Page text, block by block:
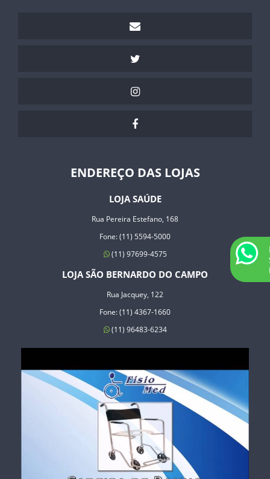
ENDEREÇO DAS LOJAS
LOJA SAÚDE
Rua Pereira Estefano, 168
Fone: (11) 5594-5000
(11) 97699-4575
LOJA SÃO BERNARDO DO CAMPO
Rua Jacquey, 122
Fone: (11) 4367-1660
(11) 96483-6234